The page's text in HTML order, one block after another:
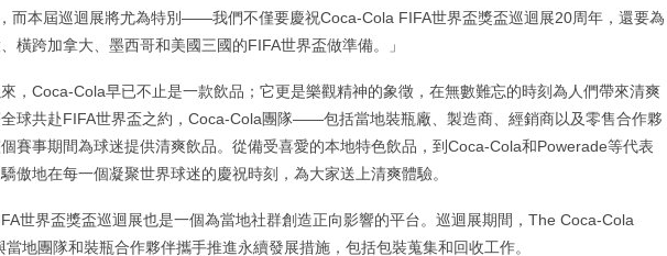
而本屆巡迴展將尤為特別——我們不僅要慶祝Coca-Cola FIFA世界盃獎盃巡迴展20周年，還要為
橫跨加拿大、墨西哥和美國三國的FIFA世界盃做準備。」
，Coca-Cola早已不止是一款飲品；它更是樂觀精神的象徵，在無數難忘的時刻為人們帶來清爽
球共赴FIFA世界盃之約，Coca-Cola團隊——包括當地裝瓶廠、製造商、經銷商以及零售合作夥
事期間為球迷提供清爽飲品。從備受喜愛的本地特色飲品，到Coca-Cola和Powerade等代表
傲地在每一個凝聚世界球迷的慶祝時刻，為大家送上清爽體驗。
世界盃獎盃巡迴展也是一個為當地社群創造正向影響的平台。巡迴展期間，The Coca-Cola
地團隊和裝瓶合作夥伴攜手推進永續發展措施，包括包裝蒐集和回收工作。